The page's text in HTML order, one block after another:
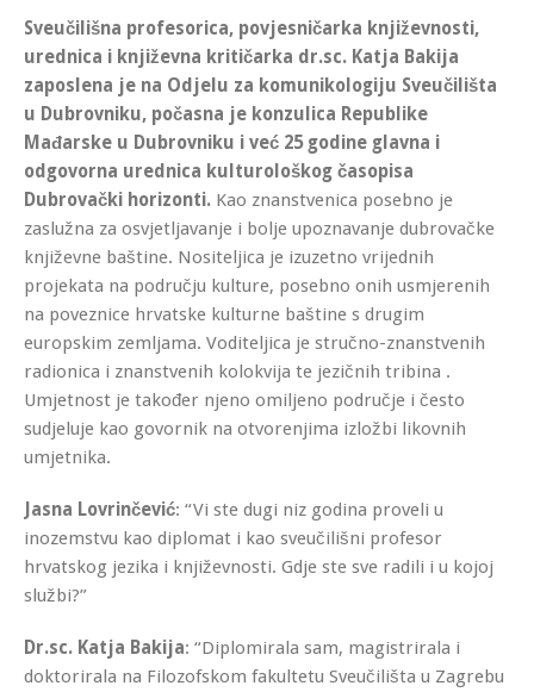
Sveučilišna profesorica, povjesničarka književnosti,
urednica i književna kritičarka dr.sc. Katja Bakija
zaposlena je na Odjelu za komunikologiju Sveučilišta
u Dubrovniku, počasna je konzulica Republike
Mađarske u Dubrovniku i već 25 godine glavna i
odgovorna urednica kulturološkog časopisa
Dubrovački horizonti. Kao znanstvenica posebno je
zaslužna za osvjetljavanje i bolje upoznavanje dubrovačke
književne baštine. Nositeljica je izuzetno vrijednih
projekata na području kulture, posebno onih usmjerenih
na poveznice hrvatske kulturne baštine s drugim
europskim zemljama. Voditeljica je stručno-znanstvenih
radionica i znanstvenih kolokvija te jezičnih tribina .
Umjetnost je također njeno omiljeno područje i često
sudjeluje kao govornik na otvorenjima izložbi likovnih
umjetnika.
Jasna Lovrinčević: “Vi ste dugi niz godina proveli u
inozemstvu kao diplomat i kao sveučilišni profesor
hrvatskog jezika i književnosti. Gdje ste sve radili i u kojoj
službi?”
Dr.sc. Katja Bakija: “Diplomirala sam, magistrirala i
doktorirala na Filozofskom fakultetu Sveučilišta u Zagrebu